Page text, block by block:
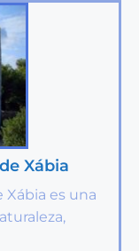
Xábia
Xábia es una